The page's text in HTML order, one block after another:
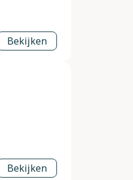
Bekijken
Bekijken